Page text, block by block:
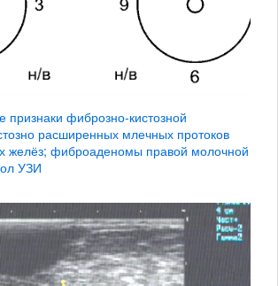
признаки фиброзно-кистозной
расширенных млечных протоков
желёз; фиброаденомы правой молочной
УЗИ